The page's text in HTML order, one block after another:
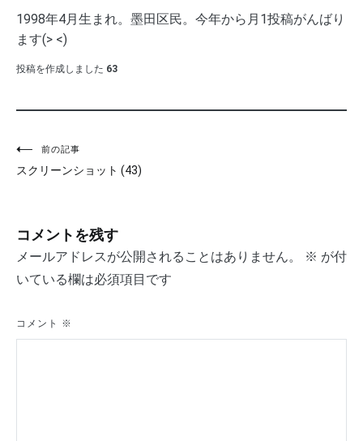
1998年4月生まれ。墨田区民。今年から月1投稿がんばり
ます(> <)
投稿を作成しました 63
投
稿
ビ
ゲ
シ
前の記事
スクリーンショット (43)
コメントを残す
メールアドレスが公開されることはありません。 ※ が付
いている欄は必須項目です
コメント ※